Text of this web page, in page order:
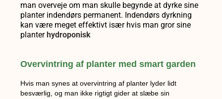
man overveje om man skulle begynde at dyrke sine
planter indendørs permanent. Indendørs dyrkning
kan være meget effektivt især hvis man gror sine
planter hydroponisk
Overvintring af planter med smart garden
Hvis man synes at overvintring af planter lyder lidt
besværlig, og man ikke rigtigt gider at slæbe sin